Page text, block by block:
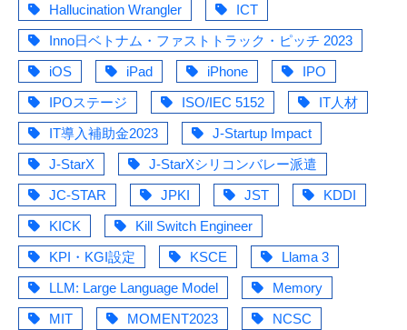
Hallucination Wrangler
ICT
Inno日ベトナム・ファストトラック・ピッチ 2023
iOS
iPad iPhone
IPO
IPOステージ
ISO/IEC 5152
IT人材
IT導入補助金2023
J-Startup Impact
J-StarX
J-StarXシリコンバレー派遣
JC-STAR
JPKI JST
KDDI
KICK
Kill Switch Engineer
KPI・KGI設定
KSCE
Llama 3
LLM: Large Language Model
Memory
MIT
MOMENT2023
NCSC